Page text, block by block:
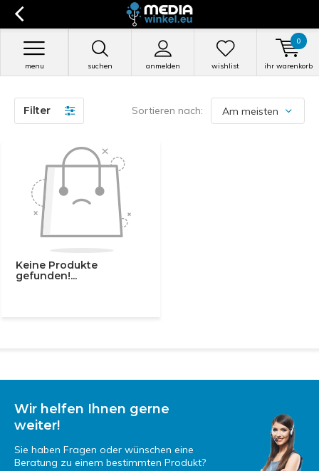
suchen anmelden
menu wishlist ihr warenkorb
0
Filter Sortieren nach:
Keine Produkte
gefunden!...
Wir helfen Ihnen gerne
weiter!
Sie haben Fragen oder wünschen eine
Beratung zu einem bestimmten Produkt?